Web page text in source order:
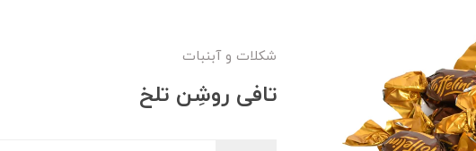
شکلات و آبنبات
تافی روشِن تلخ